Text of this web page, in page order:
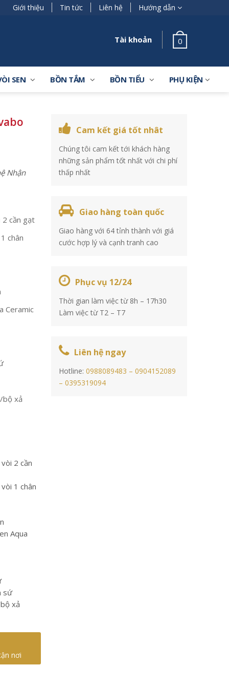
Giới thiệu Tin tức Liên hệ Hướng dẫn
Tài khoản 0
SEN BỒN TẮM BỒN TIỂU PHỤ KIỆN
Nhận
2 cần gạt
chân
Ceramic
bộ xả
2 cần
1 chân
Aqua
sứ
xả
nơi
Cam kết giá tốt nhât
Chúng tôi cam kết tới khách hàng
những sản phẩm tốt nhất với chi phí
thấp nhất
Giao hàng toàn quốc
Giao hàng với 64 tỉnh thành với giá
cước hợp lý và cạnh tranh cao
Phục vụ 12/24
Thời gian làm việc từ 8h – 17h30
Làm việc từ T2 – T7
Liên hệ ngay
Hotline: 0988089483 – 0904152089
– 0395319094